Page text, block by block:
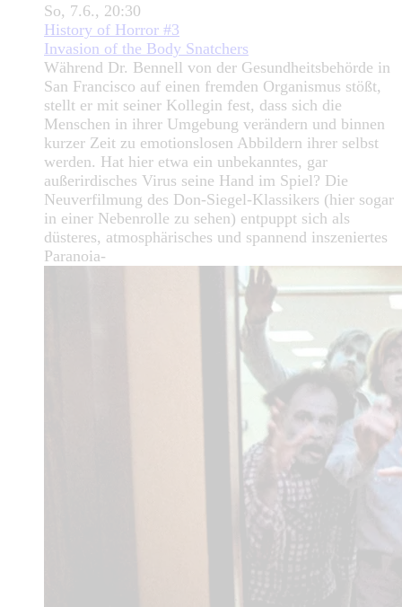
So, 7.6., 20:30
History of Horror #3
Invasion of the Body Snatchers
Während Dr. Bennell von der Gesundheitsbehörde in
San Francisco auf einen fremden Organismus stößt,
stellt er mit seiner Kollegin fest, dass sich die
Menschen in ihrer Umgebung verändern und binnen
kurzer Zeit zu emotionslosen Abbildern ihrer selbst
werden. Hat hier etwa ein unbekanntes, gar
außerirdisches Virus seine Hand im Spiel? Die
Neuverfilmung des Don-Siegel-Klassikers (hier sogar
in einer Nebenrolle zu sehen) entpuppt sich als
düsteres, atmosphärisches und spannend inszeniertes
Paranoia-